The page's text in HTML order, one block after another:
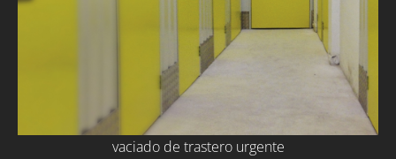
vaciado de trastero urgente